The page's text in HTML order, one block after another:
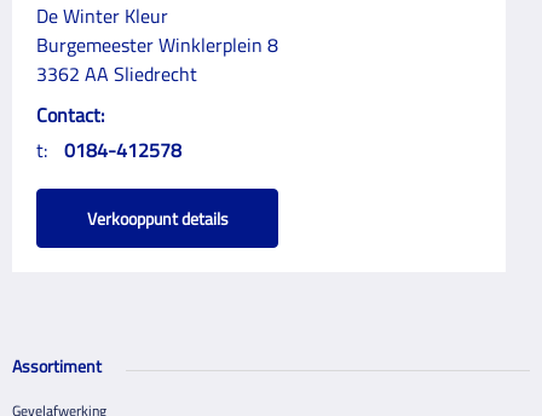
De Winter Kleur
Burgemeester Winklerplein 8
3362 AA Sliedrecht
Contact:
t: 0184-412578
Verkooppunt details
Assortiment
Gevelafwerking